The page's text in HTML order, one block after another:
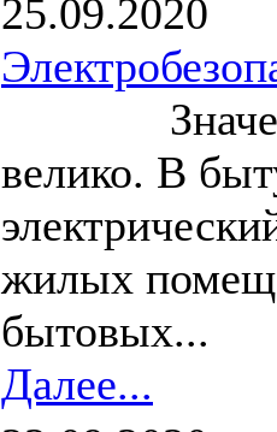
25.09.2020
Значение
велико. В
жилых
бытовых...
Далее...